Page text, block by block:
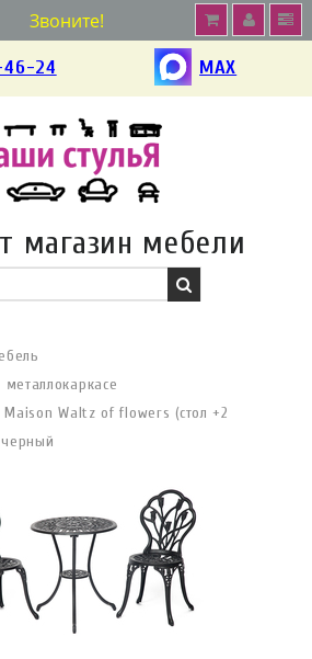
Звоните!
24 MAX
магазин мебели
Waltz of flowers (стол +2